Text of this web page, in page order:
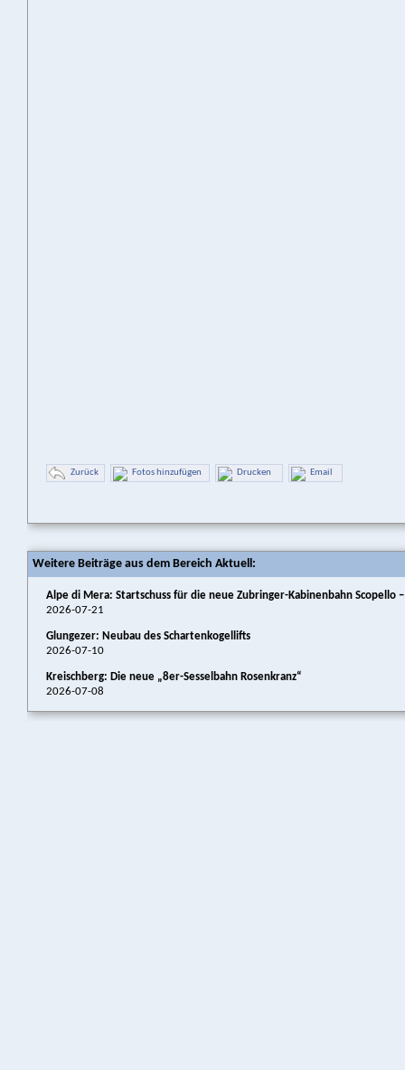
Zurück Fotos hinzufügen Drucken Email
Weitere Beiträge aus dem Bereich Aktuell:
Alpe di Mera: Startschuss für die neue Zubringer-Kabinenbahn Scopello
2026-07-21
Glungezer: Neubau des Schartenkogellifts
2026-07-10
Kreischberg: Die neue „8er-Sesselbahn Rosenkranz“
2026-07-08